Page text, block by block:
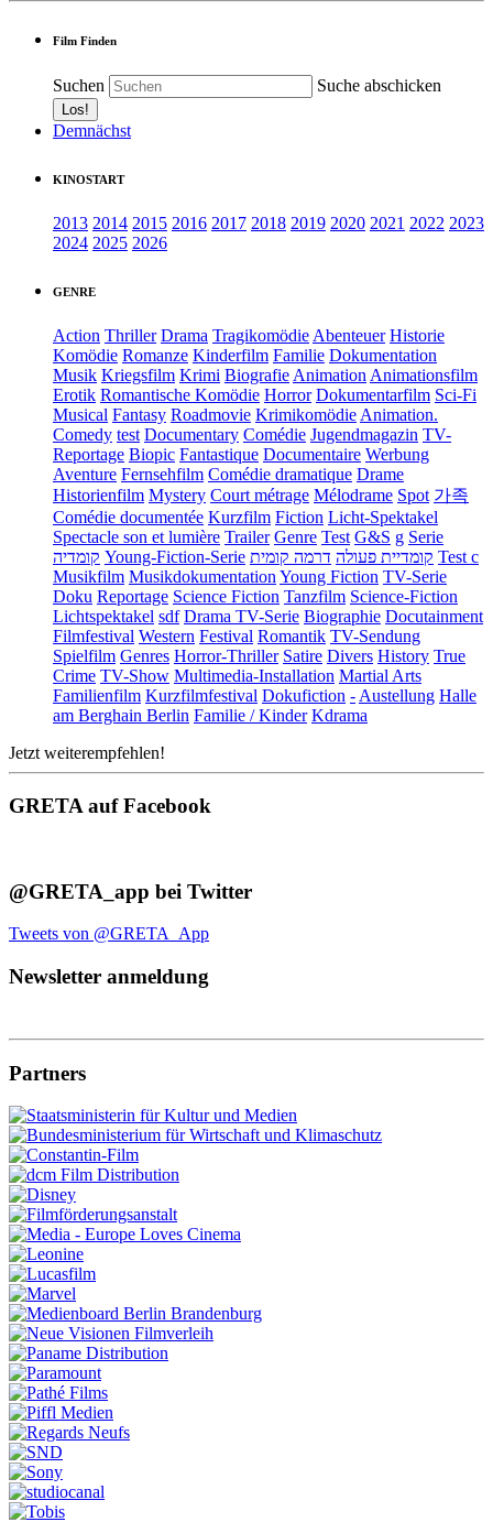
Film Finden
Suchen Suche abschicken
Demnächst
KINOSTART
2013 2014 2015 2016 2017 2018 2019 2020 2021 2022 2023
2024 2025 2026
GENRE
Action Thriller Drama Tragikomödie Abenteuer Historie
Komödie Romanze Kinderfilm Familie Dokumentation
Musik Kriegsfilm Krimi Biografie Animation Animationsfilm
Erotik Romantische Komödie Horror Dokumentarfilm Sci-Fi
Musical Fantasy Roadmovie Krimikomödie Animation.
Comedy test Documentary Comédie Jugendmagazin TV-
Reportage Biopic Fantastique Documentaire Werbung
Aventure Fernsehfilm Comédie dramatique Drame
Historienfilm Mystery Court métrage Mélodrame Spot 가족
Comédie documentée Kurzfilm Fiction Licht-Spektakel
Spectacle son et lumière Trailer Genre Test G&S g Serie
קומדיה Young-Fiction-Serie קומדיית פעולה דרמה קומית
Test c
Musikfilm Musikdokumentation Young Fiction TV-Serie
Doku Reportage Science Fiction Tanzfilm Science-Fiction
Lichtspektakel sdf Drama TV-Serie Biographie Docutainment
Filmfestival Western Festival Romantik TV-Sendung
Spielfilm Genres Horror-Thriller Satire Divers History True
Crime TV-Show Multimedia-Installation Martial Arts
Familienfilm Kurzfilmfestival Dokufiction - Austellung Halle
am Berghain Berlin Familie / Kinder Kdrama
Jetzt weiterempfehlen!
GRETA auf Facebook
@GRETA_app bei Twitter
Tweets von @GRETA_App
Newsletter anmeldung
Partners